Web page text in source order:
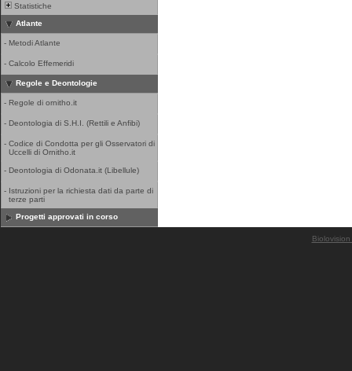
Statistiche
Atlante
- Metodi Atlante
- Calcolo Effemeridi
Regole e Deontologie
- Regole di ornitho.it
- Deontologia di S.H.I. (Rettili e Anfibi)
- Codice di Condotta per gli Osservatori di
Uccelli di Ornitho.it
- Deontologia di Odonata.it (Libellule)
- Istruzioni per la richiesta dati da parte di
terze parti
Progetti approvati in corso
Biolovision